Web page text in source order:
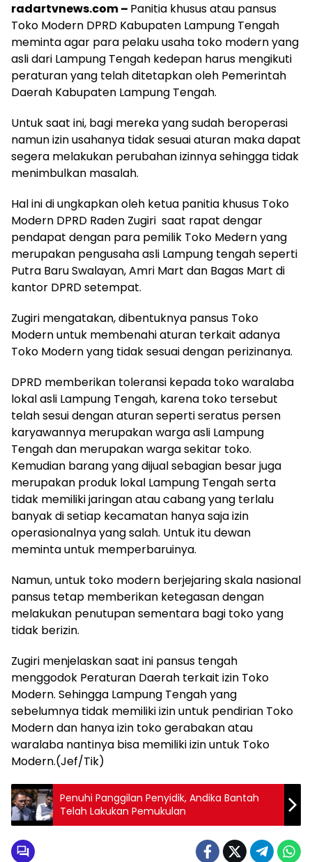
radartvnews.com – Panitia khusus atau pansus
Toko Modern DPRD Kabupaten Lampung Tengah
meminta agar para pelaku usaha toko modern yang
asli dari Lampung Tengah kedepan harus mengikuti
peraturan yang telah ditetapkan oleh Pemerintah
Daerah Kabupaten Lampung Tengah.
Untuk saat ini, bagi mereka yang sudah beroperasi
namun izin usahanya tidak sesuai aturan maka dapat
segera melakukan perubahan izinnya sehingga tidak
menimbulkan masalah.
Hal ini di ungkapkan oleh ketua panitia khusus Toko
Modern DPRD Raden Zugiri saat rapat dengar
pendapat dengan para pemilik Toko Medern yang
merupakan pengusaha asli Lampung tengah seperti
Putra Baru Swalayan, Amri Mart dan Bagas Mart di
kantor DPRD setempat.
Zugiri mengatakan, dibentuknya pansus Toko
Modern untuk membenahi aturan terkait adanya
Toko Modern yang tidak sesuai dengan perizinanya.
DPRD memberikan toleransi kepada toko waralaba
lokal asli Lampung Tengah, karena toko tersebut
telah sesui dengan aturan seperti seratus persen
karyawannya merupakan warga asli Lampung
Tengah dan merupakan warga sekitar toko.
Kemudian barang yang dijual sebagian besar juga
merupakan produk lokal Lampung Tengah serta
tidak memiliki jaringan atau cabang yang terlalu
banyak di setiap kecamatan hanya saja izin
operasionalnya yang salah. Untuk itu dewan
meminta untuk memperbaruinya.
Namun, untuk toko modern berjejaring skala nasional
pansus tetap memberikan ketegasan dengan
melakukan penutupan sementara bagi toko yang
tidak berizin.
Zugiri menjelaskan saat ini pansus tengah
menggodok Peraturan Daerah terkait izin Toko
Modern. Sehingga Lampung Tengah yang
sebelumnya tidak memiliki izin untuk pendirian Toko
Modern dan hanya izin toko gerabakan atau
waralaba nantinya bisa memiliki izin untuk Toko
Modern.(Jef/Tik)
Penuhi Panggilan Penyidik, Andika Bantah
Telah Lakukan Pemukulan